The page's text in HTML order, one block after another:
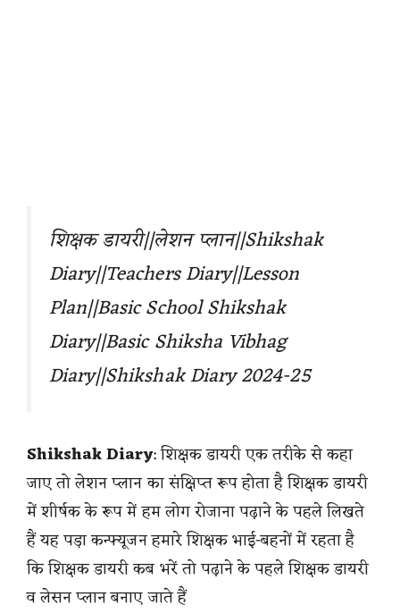
शिक्षक डायरी||लेशन प्लान||Shikshak
Diary||Teachers Diary||Lesson
Plan||Basic School Shikshak
Diary||Basic Shiksha Vibhag
Diary||Shikshak Diary 2024-25
Shikshak Diary: शिक्षक डायरी एक तरीके से कहा
जाए तो लेशन प्लान का संक्षिप्त रूप होता है शिक्षक डायरी
में शीर्षक के रूप में हम लोग रोजाना पढ़ाने के पहले लिखते
हैं यह पड़ा कन्फ्यूजन हमारे शिक्षक भाई-बहनों में रहता है
कि शिक्षक डायरी कब भरें तो पढ़ाने के पहले शिक्षक डायरी
व लेसन प्लान बनाए जाते हैं